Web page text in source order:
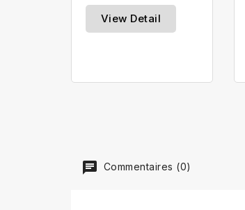
View Detail
Commentaires (0)